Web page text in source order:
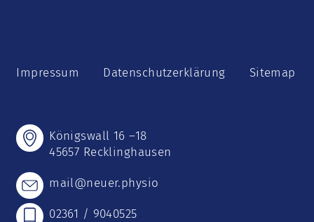
Impressum Datenschutzerklärung Sitemap
Königswall 16 –18
45657 Recklinghausen
mail@neuer.physio
02361 / 9040525